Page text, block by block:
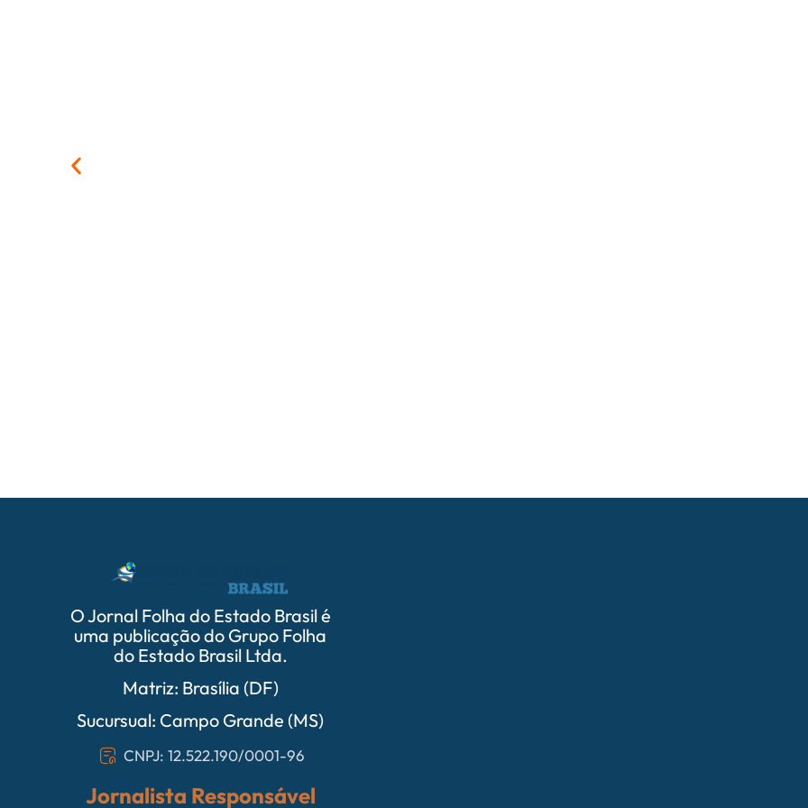
O Jornal Folha do Estado Brasil é
uma publicação do Grupo Folha
do Estado Brasil Ltda.
Matriz: Brasília (DF)
Sucursual: Campo Grande (MS)
CNPJ: 12.522.190/0001-96
Jornalista Responsável